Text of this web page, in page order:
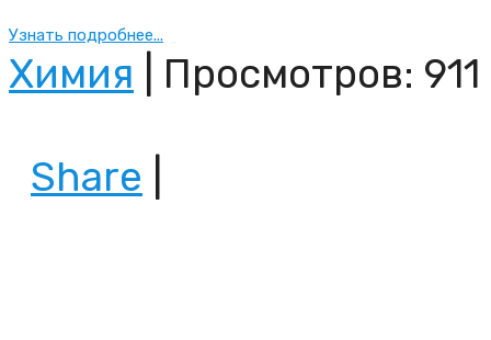
Узнать подробнее...
Химия | Просмотров:
Share